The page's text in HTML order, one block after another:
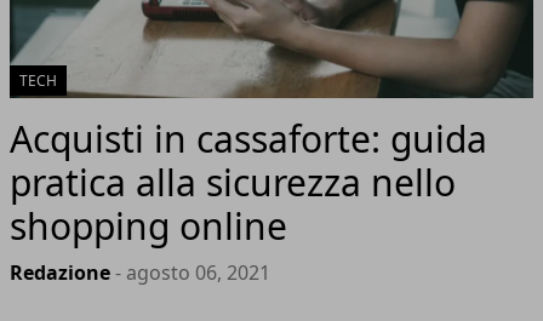
TECH
Acquisti in cassaforte: guida
pratica alla sicurezza nello
shopping online
Redazione- agosto 06, 2021